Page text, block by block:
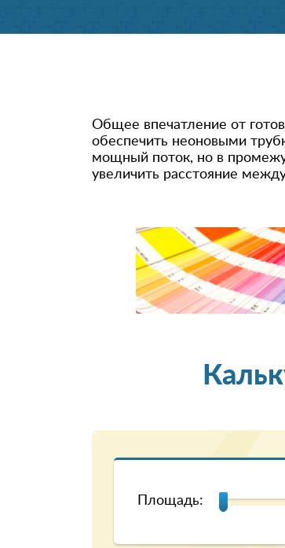
Общее впечатление от
обеспечить неоновыми
мощный поток, но в
увеличить расстояние
Площадь: